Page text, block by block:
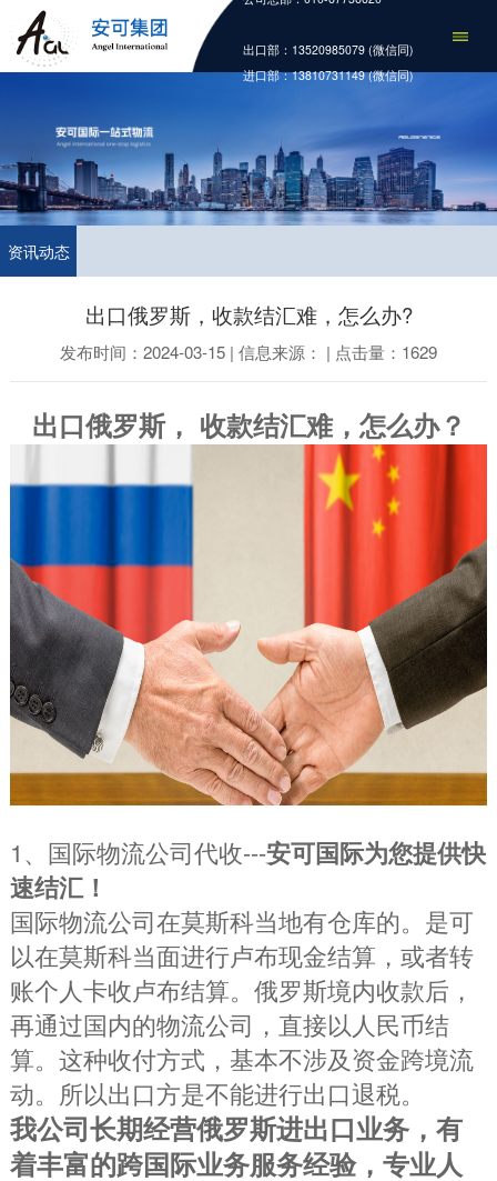
出口部：13520985079 (微信同)
进口部：13810731149 (微信同)
资讯动态
出口俄罗斯，收款结汇难，怎么办?
发布时间：2024-03-15 | 信息来源： | 点击量：1629
出口俄罗斯， 收款结汇难，怎么办？
1、国际物流公司代收---安可国际为您提供快
速结汇！
国际物流公司在莫斯科当地有仓库的。是可
以在莫斯科当面进行卢布现金结算，或者转
账个人卡收卢布结算。俄罗斯境内收款后，
再通过国内的物流公司，直接以人民币结
算。这种收付方式，基本不涉及资金跨境流
动。所以出口方是不能进行出口退税。
我公司长期经营俄罗斯进出口业务，有
着丰富的跨国际业务服务经验，专业人